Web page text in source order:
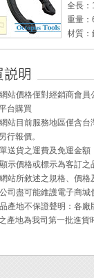
推出
全長
重量
材質
硬度
◆ 適合
六角
握。
◆ 柄部
◆ 柄
站價格僅對經銷商會
台購買
站目前服務地區僅含
行報價。
送貨之運費及免運金
示價格或標示為客訂
站所敘述之規格、價
司盡可能維護電子商
產地不保證聲明：各
產地為我司第一批進